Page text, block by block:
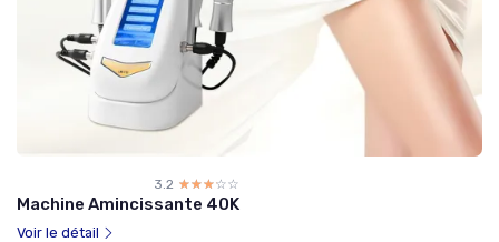
3.2 ☆☆☆☆☆
★★★★★
Machine Amincissante 40K
Voir le détail